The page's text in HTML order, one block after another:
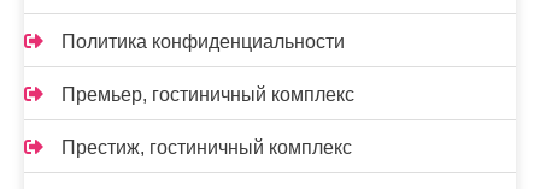
Политика конфиденциальности
Премьер, гостиничный комплекс
Престиж, гостиничный комплекс